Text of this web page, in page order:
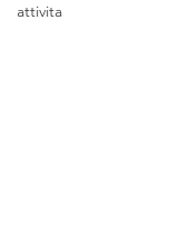
attivita